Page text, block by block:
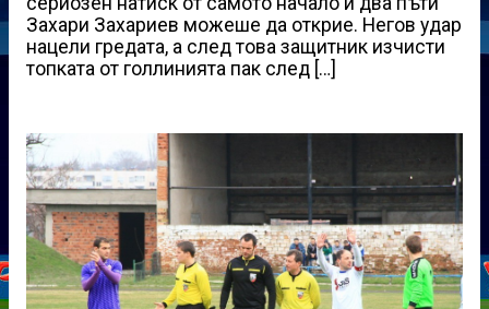
Захари Захариев можеше да открие. Негов удар
нацели гредата, а след това защитник изчисти
топката от голлинията пак след […]